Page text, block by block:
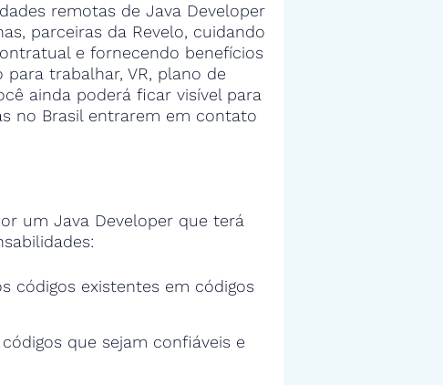
remotas de Java Developer
parceiras da Revelo, cuidando
e fornecendo benefícios
trabalhar, VR, plano de
ainda poderá ficar visível para
no Brasil entrarem em contato
um Java Developer que terá
códigos existentes em códigos
que sejam confiáveis e